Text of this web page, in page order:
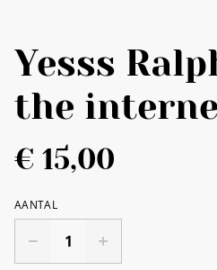
Yesss
the
€ 15,00
AANTAL